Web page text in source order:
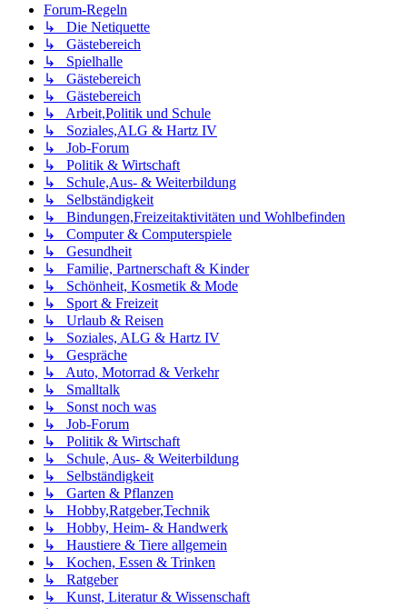
Forum-Regeln
↳ Die Netiquette
↳ Gästebereich
↳ Spielhalle
↳ Gästebereich
↳ Gästebereich
↳ Arbeit,Politik und Schule
↳ Soziales,ALG & Hartz IV
↳ Job-Forum
↳ Politik & Wirtschaft
↳ Schule,Aus- & Weiterbildung
↳ Selbständigkeit
↳ Bindungen,Freizeitaktivitäten und Wohlbefinden
↳ Computer & Computerspiele
↳ Gesundheit
↳ Familie, Partnerschaft & Kinder
↳ Schönheit, Kosmetik & Mode
↳ Sport & Freizeit
↳ Urlaub & Reisen
↳ Soziales, ALG & Hartz IV
↳ Gespräche
↳ Auto, Motorrad & Verkehr
↳ Smalltalk
↳ Sonst noch was
↳ Job-Forum
↳ Politik & Wirtschaft
↳ Schule, Aus- & Weiterbildung
↳ Selbständigkeit
↳ Garten & Pflanzen
↳ Hobby,Ratgeber,Technik
↳ Hobby, Heim- & Handwerk
↳ Haustiere & Tiere allgemein
↳ Kochen, Essen & Trinken
↳ Ratgeber
↳ Kunst, Literatur & Wissenschaft